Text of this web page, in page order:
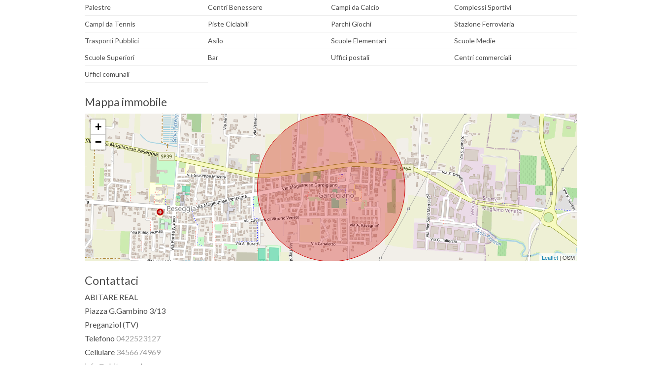
Palestre Centri Benessere Campi da Calcio
Complessi Sportivi
Campi da Tennis
Piste Ciclabili Parchi Giochi
Stazione Ferroviaria
Trasporti Pubblici
Asilo Scuole Elementari
Scuole Medie
Scuole Superiori
Bar Uffici postali
Centri commerciali
Uffici comunali
Mappa immobile
+
−
Leaflet | OSM
Contattaci
ABITARE REAL
Piazza G.Gambino 3/13
Preganziol (TV)
Telefono 0422523127
Cellulare 3456674969